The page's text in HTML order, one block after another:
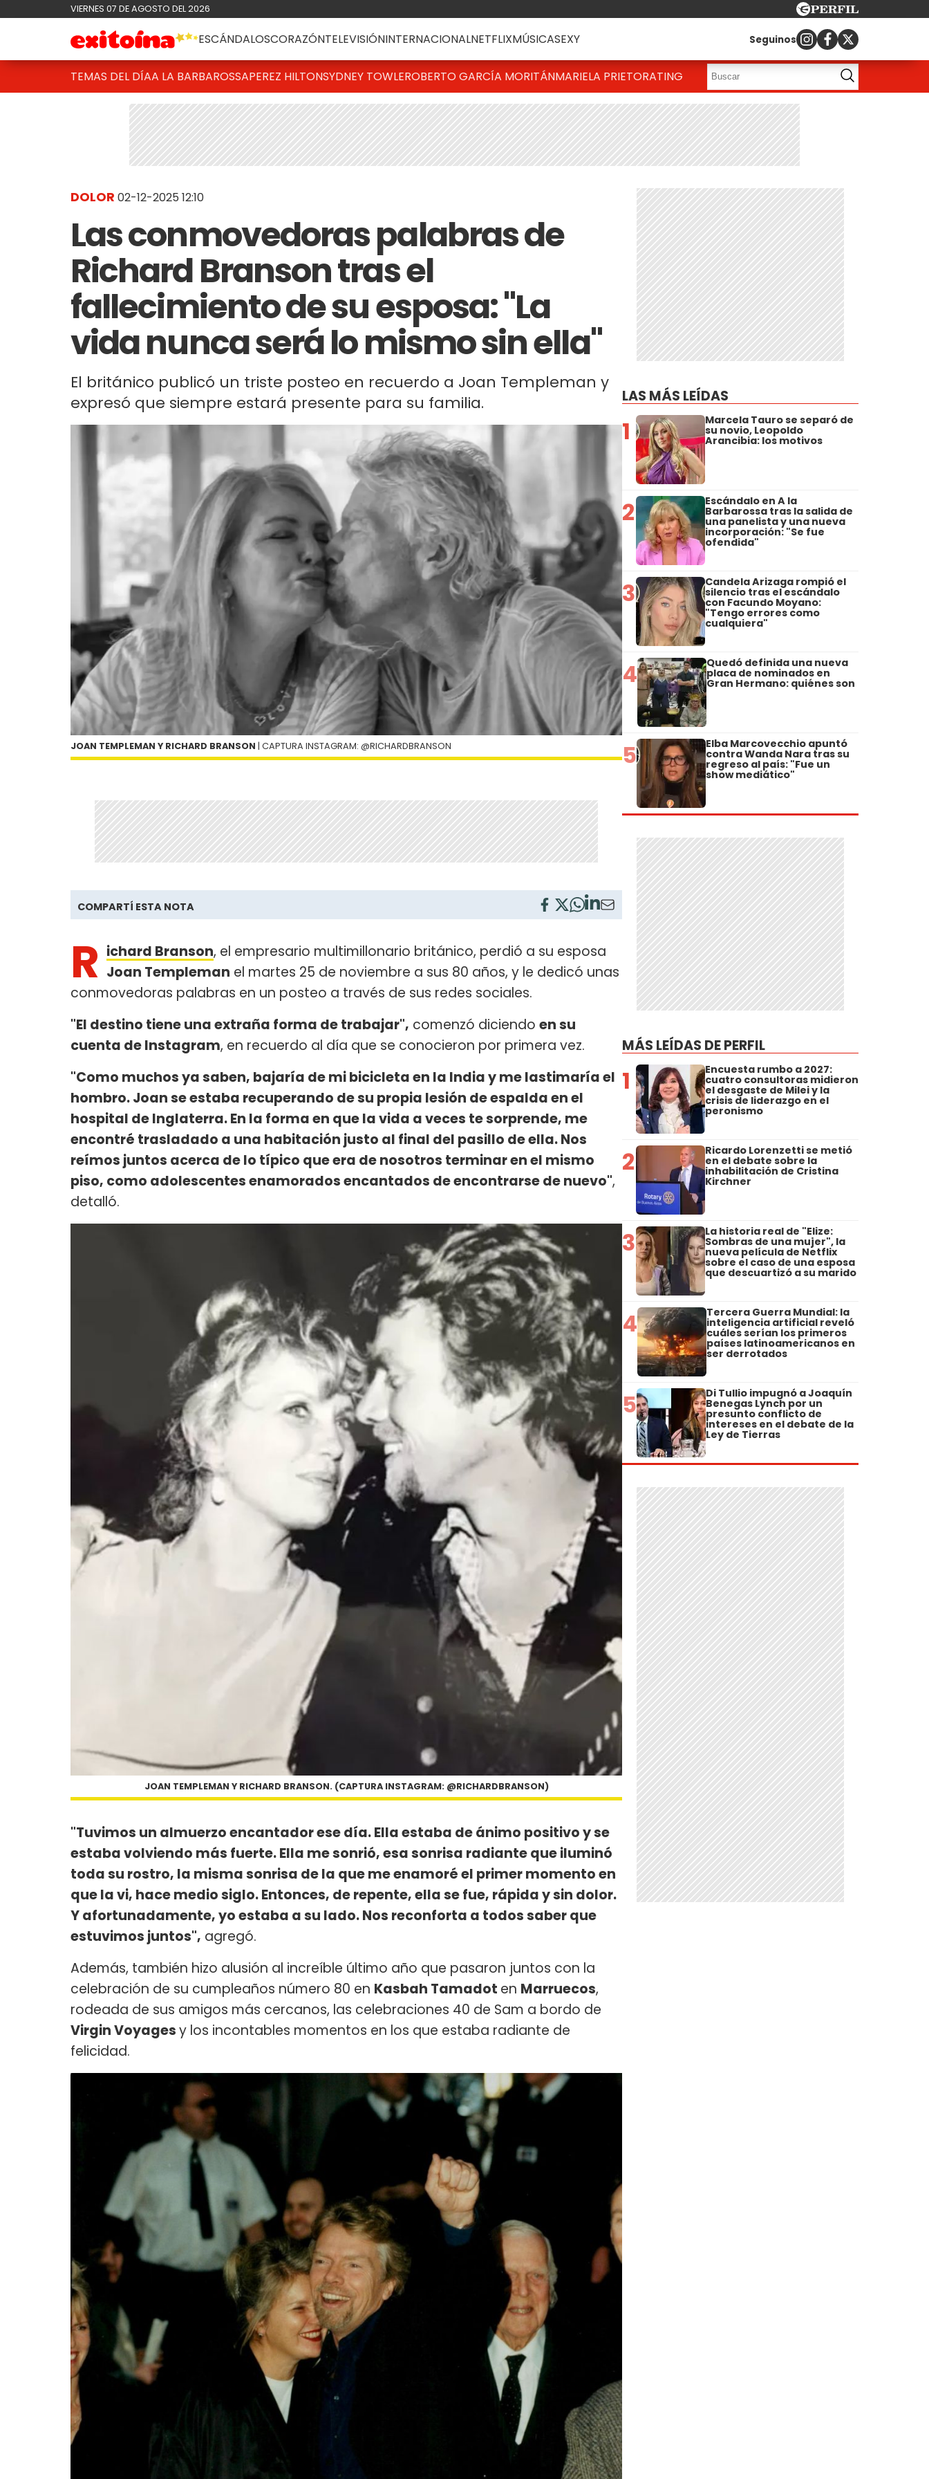
VIERNES 07 DE AGOSTO DEL 2026
ESCÁNDALOSCORAZÓNTELEVISIÓNINTERNACIONALNETFLIXMÚSICASEXY Seguinos
TEMAS DEL DÍAA LA BARBAROSSAPEREZ HILTONSYDNEY TOWLEROBERTO GARCÍA MORITÁNMARIELA PRIETORATING
DOLOR 02-12-2025 12:10
Las conmovedoras palabras de
Richard Branson tras el
fallecimiento de su esposa: "La
vida nunca será lo mismo sin ella"
El británico publicó un triste posteo en recuerdo a Joan Templeman y
expresó que siempre estará presente para su familia.
JOAN TEMPLEMAN Y RICHARD BRANSON | CAPTURA INSTAGRAM: @RICHARDBRANSON
COMPARTÍ ESTA NOTA
R ichard Branson, el empresario multimillonario británico, perdió a su esposa
Joan Templeman el martes 25 de noviembre a sus 80 años, y le dedicó unas
conmovedoras palabras en un posteo a través de sus redes sociales.
"El destino tiene una extraña forma de trabajar", comenzó diciendo en su
cuenta de Instagram, en recuerdo al día que se conocieron por primera vez.
"Como muchos ya saben, bajaría de mi bicicleta en la India y me lastimaría el
hombro. Joan se estaba recuperando de su propia lesión de espalda en el
hospital de Inglaterra. En la forma en que la vida a veces te sorprende, me
encontré trasladado a una habitación justo al final del pasillo de ella. Nos
reímos juntos acerca de lo típico que era de nosotros terminar en el mismo
piso, como adolescentes enamorados encantados de encontrarse de nuevo",
detalló.
JOAN TEMPLEMAN Y RICHARD BRANSON. (CAPTURA INSTAGRAM: @RICHARDBRANSON)
"Tuvimos un almuerzo encantador ese día. Ella estaba de ánimo positivo y se
estaba volviendo más fuerte. Ella me sonrió, esa sonrisa radiante que iluminó
toda su rostro, la misma sonrisa de la que me enamoré el primer momento en
que la vi, hace medio siglo. Entonces, de repente, ella se fue, rápida y sin dolor.
Y afortunadamente, yo estaba a su lado. Nos reconforta a todos saber que
estuvimos juntos", agregó.
Además, también hizo alusión al increíble último año que pasaron juntos con la
celebración de su cumpleaños número 80 en Kasbah Tamadot en Marruecos,
rodeada de sus amigos más cercanos, las celebraciones 40 de Sam a bordo de
Virgin Voyagesy los incontables momentos en los que estaba radiante de
felicidad.
LAS MÁS LEÍDAS
1 Marcela Tauro se separó de
su novio, Leopoldo
Arancibia: los motivos
2 Escándalo en A la
Barbarossa tras la salida de
una panelista y una nueva
incorporación: "Se fue
ofendida"
3 Candela Arizaga rompió el
silencio tras el escándalo
con Facundo Moyano:
"Tengo errores como
cualquiera"
4 Quedó definida una nueva
placa de nominados en
Gran Hermano: quiénes son
5 Elba Marcovecchio apuntó
contra Wanda Nara tras su
regreso al país: "Fue un
show mediático"
MÁS LEÍDAS DE PERFIL
1 Encuesta rumbo a 2027:
cuatro consultoras midieron
el desgaste de Milei y la
crisis de liderazgo en el
peronismo
2 Ricardo Lorenzetti se metió
en el debate sobre la
inhabilitación de Cristina
Kirchner
3 La historia real de "Elize:
Sombras de una mujer", la
nueva película de Netflix
sobre el caso de una esposa
que descuartizó a su marido
4 Tercera Guerra Mundial: la
inteligencia artificial reveló
cuáles serían los primeros
países latinoamericanos en
ser derrotados
5 Di Tullio impugnó a Joaquín
Benegas Lynch por un
presunto conflicto de
intereses en el debate de la
Ley de Tierras